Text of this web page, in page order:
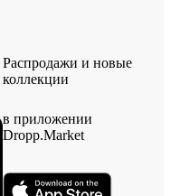
Распродажи и новые
коллекции
в приложении
Dropp.Market